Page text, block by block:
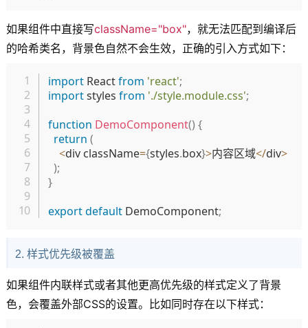
如果组件中直接写className="box"，就无法匹配到编译后
的哈希类名，背景色自然不会生效，正确的引入方式如下：
import React from 'react';
import styles from './style.module.css';
function DemoComponent() {
return (
<div className={styles.box}>内容区域</div>
);
}
exportdefault DemoComponent;
2. 样式优先级被覆盖
如果组件内联样式或者其他更高优先级的样式定义了背景
色，会覆盖外部CSS的设置。比如同时存在以下样式：